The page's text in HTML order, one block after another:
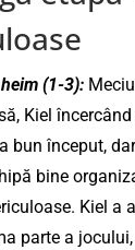
(1-3):
Kiel
bun început,
bine
Kiel a
parte a